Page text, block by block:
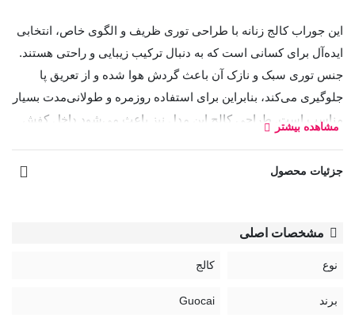
این جوراب کالج زنانه با طراحی توری ظریف و الگوی خاص، انتخابی
ایده‌آل برای کسانی است که به دنبال ترکیب زیبایی و راحتی هستند.
جنس توری سبک و نازک آن باعث گردش هوا شده و از تعریق پا
جلوگیری می‌کند، بنابراین برای استفاده روزمره و طولانی‌مدت بسیار
مناسب است. طراحی کالج این مدل نیز باعث می‌شود داخل کفش
وجود دور ژله‌ای در لبه‌ها باعث می‌شود جوراب کاملاً روی پا فیکس
کفش جلوگیری کرده و حس ثبات و راحتی بیشتری هنگام راه رفتن
ایجاد می‌کند.
این جوراب با طراحی شیک و کاربردی، گزینه‌ای مناسب برای
مشاهده بیشتر
جزئیات محصول
مشخصات اصلی
نوع کالج
برند Guocai